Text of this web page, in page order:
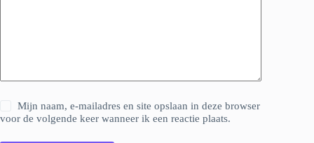
Mijn naam, e-mailadres en site opslaan in deze browser
voor de volgende keer wanneer ik een reactie plaats.